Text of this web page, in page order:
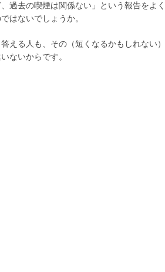
過去の喫煙は関係ない」という報告をよ
はないでしょうか。
える人も、その（短くなるかもしれない
ないからです。